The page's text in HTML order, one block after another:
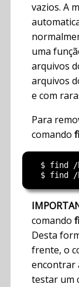
vazios. A
uma
arquivos
arquivos
e com
Para
comando
$ find
comando
Desta
frente, o
encontrar
testar um